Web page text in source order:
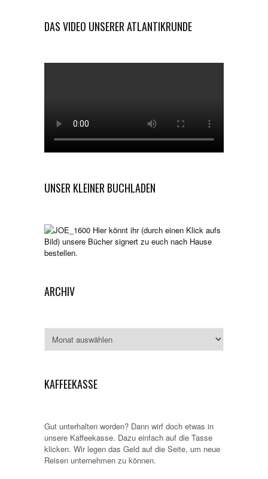
DAS VIDEO UNSERER ATLANTIKRUNDE
UNSER KLEINER BUCHLADEN
Hier könnt ihr (durch einen Klick aufs
Bild) unsere Bücher signert zu euch nach Hause
bestellen.
ARCHIV
KAFFEEKASSE
Gut unterhalten worden? Dann wirf doch etwas in
unsere Kaffeekasse. Dazu einfach auf die Tasse
klicken. Wir legen das Geld auf die Seite, um neue
Reisen unternehmen zu können.